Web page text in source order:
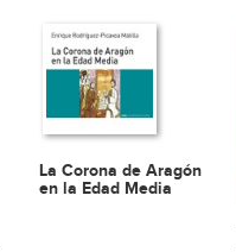
La Corona de Aragón
en la Edad Media